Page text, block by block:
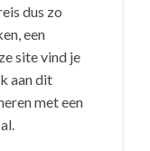
dus zo
een
site vind je
aan dit
met een